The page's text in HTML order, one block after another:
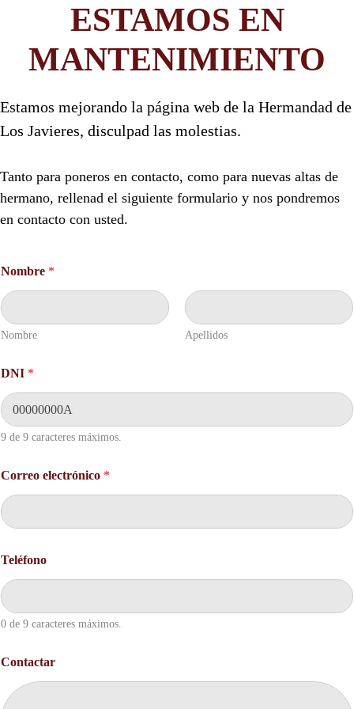
ESTAMOS EN
MANTENIMIENTO
Estamos mejorando la página web de la Hermandad de
Los Javieres, disculpad las molestias.
Tanto para poneros en contacto, como para nuevas altas de
hermano, rellenad el siguiente formulario y nos pondremos
en contacto con usted.
Nombre *
Nombre Apellidos
DNI *
9 de 9 caracteres máximos.
Correo electrónico *
Teléfono
0 de 9 caracteres máximos.
o
Contactar